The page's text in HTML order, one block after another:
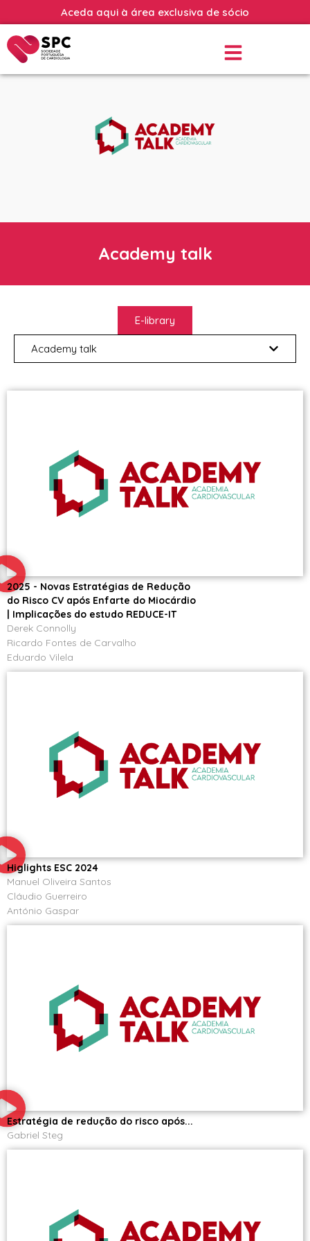
Aceda aqui à área exclusiva de sócio
Academy talk
E-library
Academy talk
2025 - Novas Estratégias de Redução
do Risco CV após Enfarte do Miocárdio
| Implicações do estudo REDUCE-IT
Derek Connolly
Ricardo Fontes de Carvalho
Eduardo Vilela
Higlights ESC 2024
Manuel Oliveira Santos
Cláudio Guerreiro
António Gaspar
Estratégia de redução do risco após...
Gabriel Steg